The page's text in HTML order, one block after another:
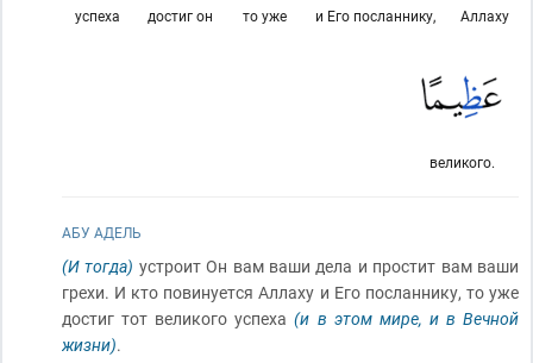
Аллаху
и Его посланнику,
то уже
достиг он
успеха
великого.
АБУ АДЕЛЬ
(И тогда) устроит Он вам ваши дела и простит вам ваши
грехи. И кто повинуется Аллаху и Его посланнику, то уже
достиг тот великого успеха(и в этом мире, и в Вечной
жизни).